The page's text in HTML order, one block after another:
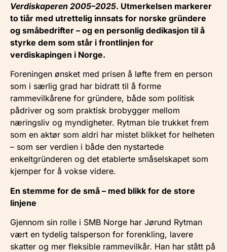
Verdiskaperen 2005–2025. Utmerkelsen markerer
to tiår med utrettelig innsats for norske gründere
og småbedrifter – og en personlig dedikasjon til å
styrke dem som står i frontlinjen for
verdiskapingen i Norge.
Foreningen ønsket med prisen å løfte frem en person
som i særlig grad har bidratt til å forme
rammevilkårene for gründere, både som politisk
pådriver og som praktisk brobygger mellom
næringsliv og myndigheter. Rytman ble trukket frem
som en aktør som aldri har mistet blikket for helheten
– som ser verdien i både den nystartede
enkeltgründeren og det etablerte småselskapet som
kjemper for å vokse videre.
En stemme for de små – med blikk for de store
linjene
Gjennom sin rolle i SMB Norge har Jørund Rytman
vært en tydelig talsperson for forenkling, lavere
skatter og mer fleksible rammevilkår. Han har stått på